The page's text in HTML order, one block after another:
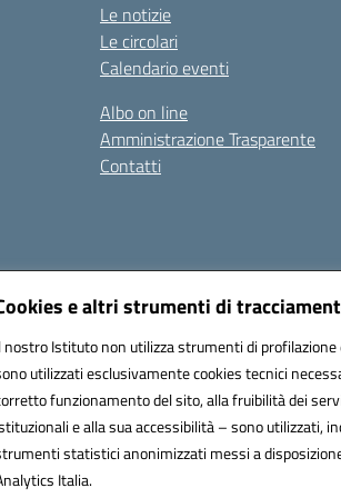
e altri strumenti di
nostro Istituto non utilizza strumenti di
utilizzati esclusivamente cookies tecnici
funzionamento del sito, alla fruibilità dei
e alla sua accessibilità – sono utilizzati,
statistici anonimizzati messi a
Italia.
Le notizie
Le circolari
Calendario eventi
Albo on line
Amministrazione Trasparente
Contatti